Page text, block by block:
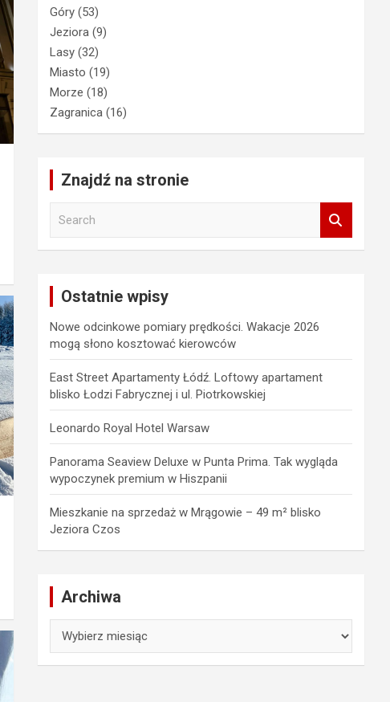
Góry (53)
Jeziora (9)
Lasy (32)
Miasto (19)
Morze (18)
Zagranica (16)
Znajdź na stronie
Ostatnie wpisy
Nowe odcinkowe pomiary prędkości. Wakacje 2026
mogą słono kosztować kierowców
East Street Apartamenty Łódź. Loftowy apartament
blisko Łodzi Fabrycznej i ul. Piotrkowskiej
Leonardo Royal Hotel Warsaw
Panorama Seaview Deluxe w Punta Prima. Tak wygląda
wypoczynek premium w Hiszpanii
Mieszkanie na sprzedaż w Mrągowie – 49 m² blisko
Jeziora Czos
Archiwa